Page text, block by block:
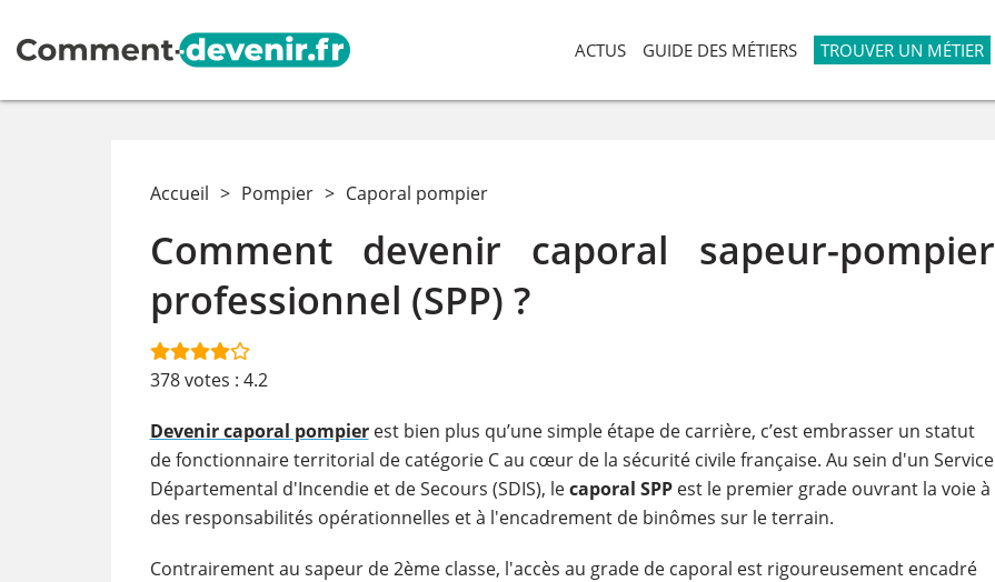
ACTUS GUIDE DES MÉTIERS TROUVER UN MÉTIER
Accueil > Pompier > Caporal pompier
Comment devenir caporal sapeur-pompier
professionnel (SPP) ?
378votes : 4.2
Devenir caporal pompierest bien plus qu’une simple étape de carrière, c’est embrasser un statut
de fonctionnaire territorial de catégorie C au cœur de la sécurité civile française. Au sein d'un Service
Départemental d'Incendie et de Secours (SDIS), lecaporal SPPest le premier grade ouvrant la voie à
des responsabilités opérationnelles et à l'encadrement de binômes sur le terrain.
Contrairement au sapeur de 2ème classe, l'accès au grade de caporal est rigoureusement encadré